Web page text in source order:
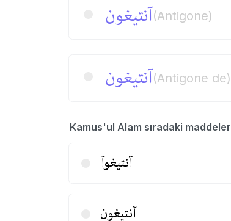
آنتیغون(Antigone)
آنتیغون(Antigone de)
Kamus'ul Alam sıradaki maddeler
آنتیغوآ
آنتیغون